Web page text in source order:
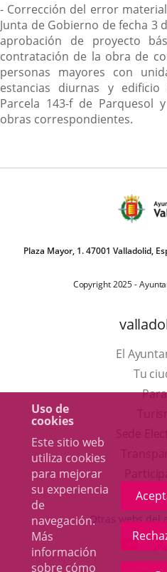
Uso de
cookies
Este sitio web
utiliza cookies
para mejorar
su experiencia
de
navegación.
Más
información
sobre cómo
- Corrección del error
Junta de Gobierno de fecha 3
aprobación de proyecto
contratación de la obra de
personas mayores con
estancias diurnas y
Parcela 143-f de Parquesol
obras correspondientes.
Plaza Mayor, 1. 47001 Valladolid,
Copyright 2025 -
El
Tu
Otras webs del
A